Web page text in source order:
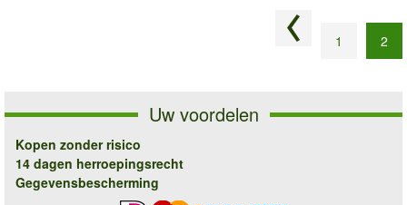
Vorige pagina
1 2
Uw voordelen
Kopen zonder risico
14 dagen herroepingsrecht
Gegevensbescherming